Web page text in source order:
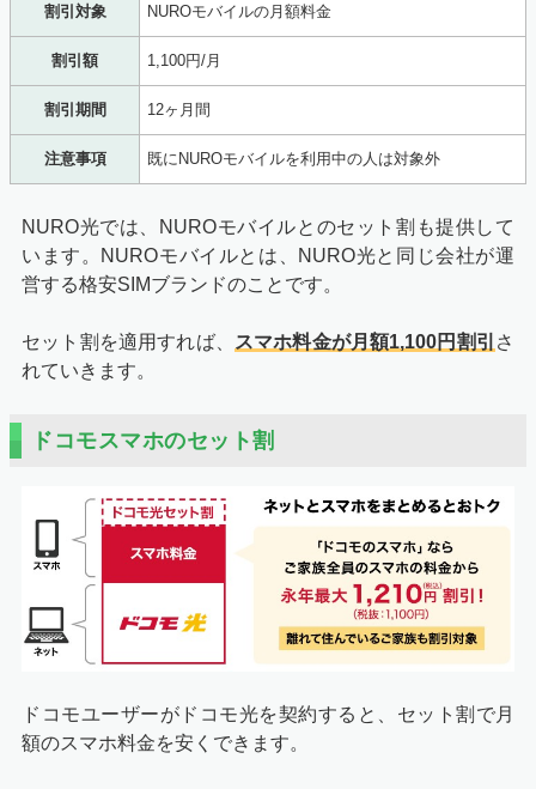
割引対象 NUROモバイルの月額料金
割引額 1,100円/月
割引期間 12ヶ月間
注意事項 既にNUROモバイルを利用中の人は対象外
NURO光では、NUROモバイルとのセット割も提供して
います。NUROモバイルとは、NURO光と同じ会社が運
営する格安SIMブランドのことです。
セット割を適用すれば、 スマホ料金が月額1,100円割引 さ
れていきます。
ドコモスマホのセット割
ドコモユーザーがドコモ光を契約すると、セット割で月
額のスマホ料金を安くできます。